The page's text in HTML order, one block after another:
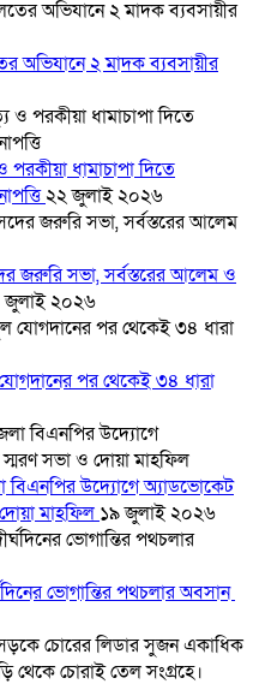
অভিযানে ২ মাদক ব্যবসায়ীর
ধামাচাপা দিতে
২২ জুলাই ২০২৬
জরুরি সভা, সর্বস্তরের আলেম ও
জুলাই ২০২৬
পর থেকেই ৩৪ ধারা
বিএনপির উদ্যোগে অ্যাডভোকেট
মাহফিল ১৯ জুলাই ২০২৬
ভোগান্তির পথচলার অবসান